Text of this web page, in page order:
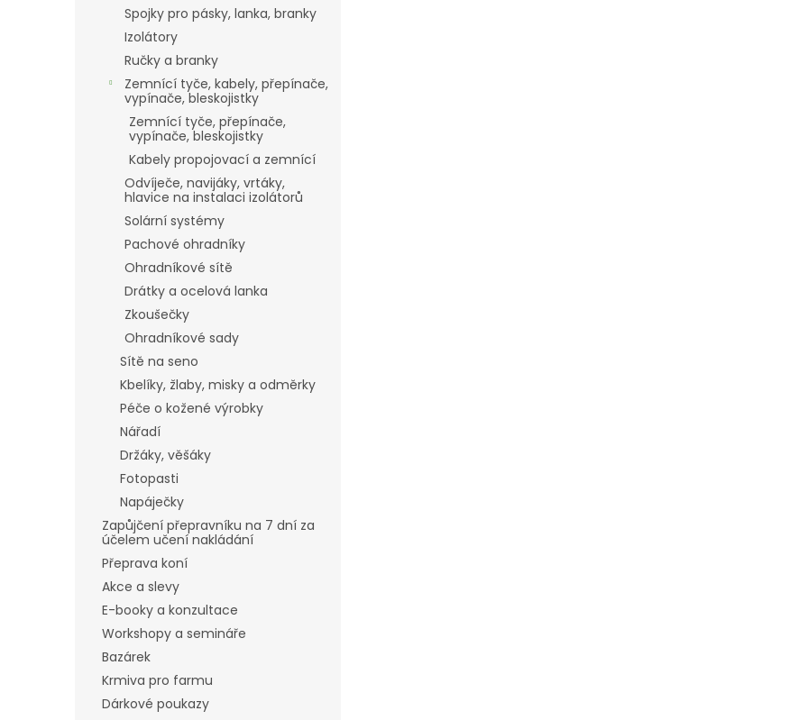
Spojky pro pásky, lanka, branky
Izolátory
Ručky a branky
Zemnící tyče, kabely, přepínače,
vypínače, bleskojistky
Zemnící tyče, přepínače,
vypínače, bleskojistky
Kabely propojovací a zemnící
Odvíječe, navijáky, vrtáky,
hlavice na instalaci izolátorů
Solární systémy
Pachové ohradníky
Ohradníkové sítě
Drátky a ocelová lanka
Zkoušečky
Ohradníkové sady
Sítě na seno
Kbelíky, žlaby, misky a odměrky
Péče o kožené výrobky
Nářadí
Držáky, věšáky
Fotopasti
Napáječky
Zapůjčení přepravníku na 7 dní za
účelem učení nakládání
Přeprava koní
Akce a slevy
E-booky a konzultace
Workshopy a semináře
Bazárek
Krmiva pro farmu
Dárkové poukazy